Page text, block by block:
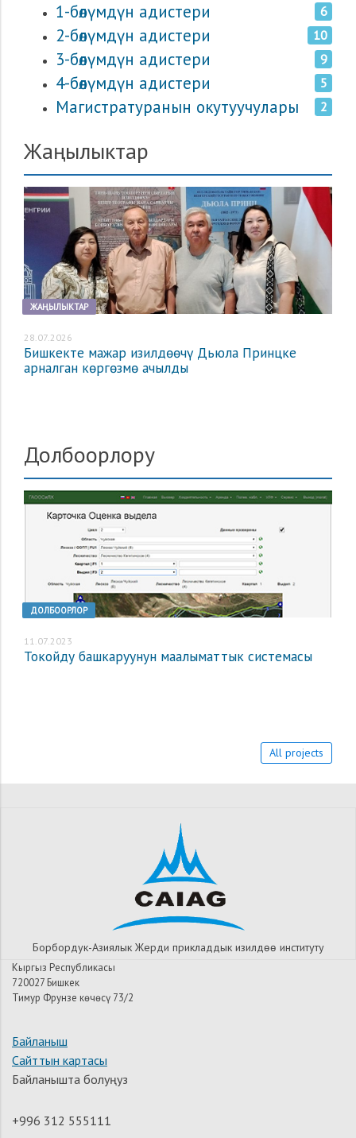
1-бөлүмдүн адистери 6
2-бөлүмдүн адистери 10
3-бөлүмдүн адистери 9
4-бөлүмдүн адистери 5
Магистратуранын окутуучулары 2
Жаңылыктар
ЖАҢЫЛЫКТАР
28.07.2026
Бишкекте мажар изилдөөчү Дьюла Принцке
арналган көргөзмө ачылды
Долбоорлору
ДОЛБООРЛОР
11.07.2023
Токойду башкаруунун маалыматтык системасы
All projects
Борбордук-Азиялык Жерди прикладдык изилдѳѳ институту
Кыргыз Республикасы
720027 Бишкек
Тимур Фрунзе көчөсү 73/2
Байланыш
Сайттын картасы
Байланышта болуңуз
+996 312 555111